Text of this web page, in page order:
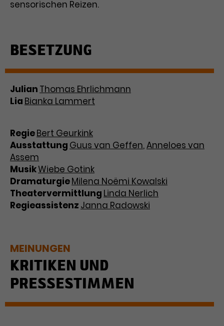
sensorischen Reizen.
BESETZUNG
Julian Thomas Ehrlichmann
Lia Bianka Lammert
RegieBert Geurkink
Ausstattung Guus van Geffen,Anneloes van
Assem
MusikWiebe Gotink
DramaturgieMilena Noëmi Kowalski
Theatervermittlung Linda Nerlich
Regieassistenz Janna Radowski
MEINUNGEN
KRITIKEN UND
PRESSESTIMMEN